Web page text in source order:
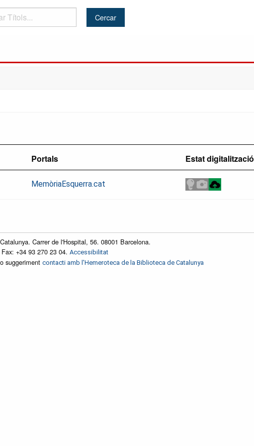
Portals Estat digitalització
MemòriaEsquerra.cat
Carrer de l'Hospital, 56. 08001 Barcelona.
+34 93 270 23 04. Accessibilitat
suggeriment contacti amb l'Hemeroteca de la Biblioteca de Catalunya